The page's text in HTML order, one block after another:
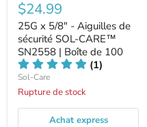
d'origine
Prix
actuel
$24.99
25G x 5/8" - Aiguilles de
sécurité SOL-CARE™
SN2558 | Boîte de 100
(1)
Sol-Care
Rupture de stock
Achat express